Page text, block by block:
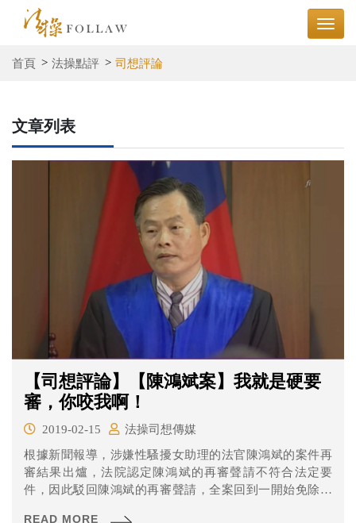
首頁 法操點評 司想評論
文章列表
【司想評論】【陳鴻斌案】我就是硬要
審，你咬我啊！
2019-02-15
法操司想傳媒
根據新聞報導，涉嫌性騷擾女助理的法官陳鴻斌的案件再
審結果出爐，法院認定陳鴻斌的再審聲請不符合法定要
件，因此駁回陳鴻斌的再審聲請，全案回到一開始免除法
READ MORE